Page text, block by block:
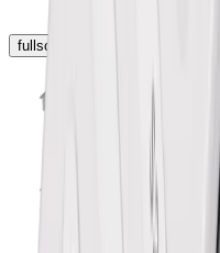
fullscreen